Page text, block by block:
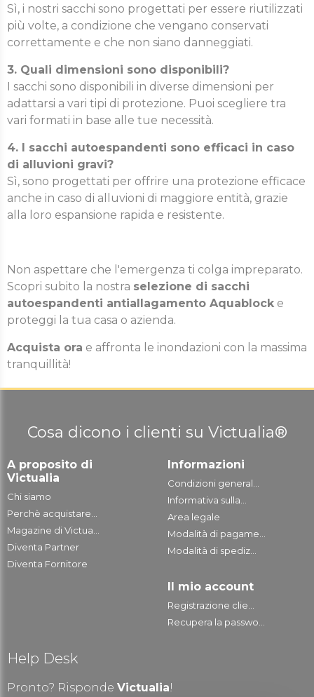
Sì, i nostri sacchi sono progettati per essere riutilizzati
più volte, a condizione che vengano conservati
correttamente e che non siano danneggiati.
3. Quali dimensioni sono disponibili?
I sacchi sono disponibili in diverse dimensioni per
adattarsi a vari tipi di protezione. Puoi scegliere tra
vari formati in base alle tue necessità.
4. I sacchi autoespandenti sono efficaci in caso
di alluvioni gravi?
Sì, sono progettati per offrire una protezione efficace
anche in caso di alluvioni di maggiore entità, grazie
alla loro espansione rapida e resistente.
Non aspettare che l'emergenza ti colga impreparato.
Scopri subito la nostra selezione di sacchi
autoespandenti antiallagamento Aquablock e
proteggi la tua casa o azienda.
Acquista ora e affronta le inondazioni con la massima
tranquillità!
Cosa dicono i clienti su Victualia®
A proposito di
Victualia
Chi siamo
Perchè acquistare...
Magazine di Victua...
Diventa Partner
Diventa Fornitore
Informazioni
Condizioni general...
Informativa sulla...
Area legale
Modalità di pagame...
Modalità di spediz...
Il mio account
Registrazione clie...
Recupera la passwo...
Help Desk
Pronto? Risponde Victualia!